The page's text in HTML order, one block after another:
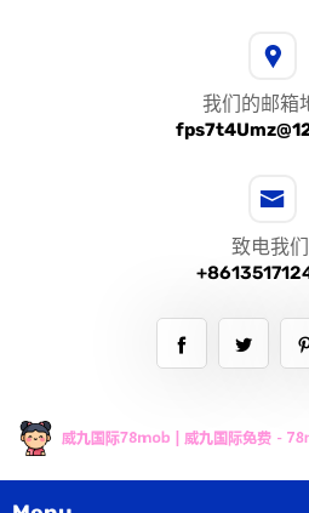
我们的邮箱
致电我